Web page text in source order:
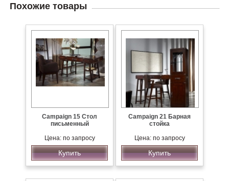
Похожие товары
Campaign 15 Стол
письменный
Цена: по запросу
Купить
Campaign 21 Барная
стойка
Цена: по запросу
Купить